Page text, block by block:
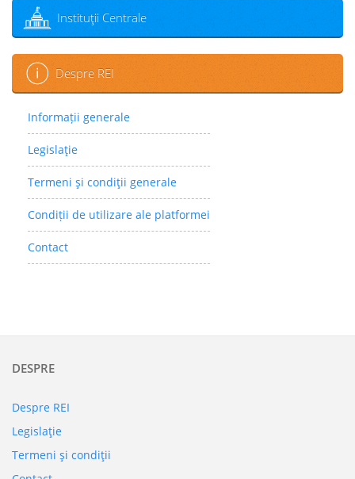
Instituţii Centrale
Despre REI
Informații generale
Legislaţie
Termeni şi condiţii generale
Condiții de utilizare ale platformei
Contact
DESPRE
Despre REI
Legislaţie
Termeni şi condiţii